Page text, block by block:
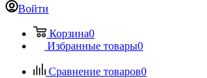
Войти
Корзина0
Избранные товары0
Сравнение товаров0